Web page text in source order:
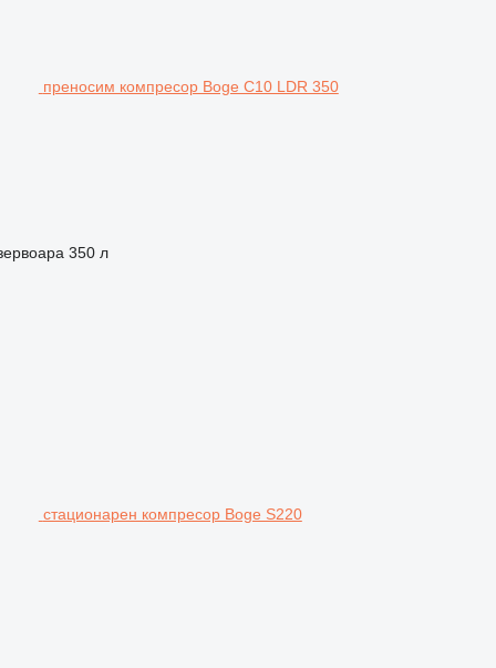
преносим компресор Boge C10 LDR 350
350 л
стационарен компресор Boge S220